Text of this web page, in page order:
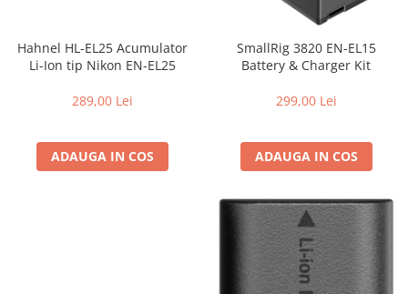
Hahnel HL-EL25 Acumulator
Li-Ion tip Nikon EN-EL25
289,00 Lei
ADAUGA IN COS
SmallRig 3820 EN-EL15
Battery & Charger Kit
299,00 Lei
ADAUGA IN COS